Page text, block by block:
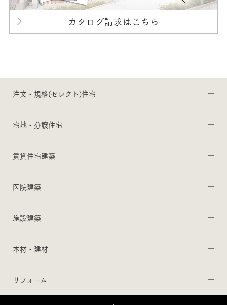
カタログ請求はこちら
注文・規格(セレクト)住宅
宅地・分譲住宅
賃貸住宅建築
医院建築
施設建築
木材・建材
リフォーム